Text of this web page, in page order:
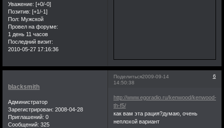
Уважение: [+0/-0]
Позитив: [+1/-1]
Пол: Мужской
Провел на форуме:
1 день 11 часов
Последний визит:
2010-05-27 17:16:36
Поделиться 6
2009-09-14
14:50:38
blacksmith
Администратор
Зарегистрирован: 2008-04-28
Приглашений: 0
Сообщений: 325
http://www.egoradio.ru/kenwood/kenwood-
th-f5/
как вам эта рация?думаю, очень
неплохой вариант